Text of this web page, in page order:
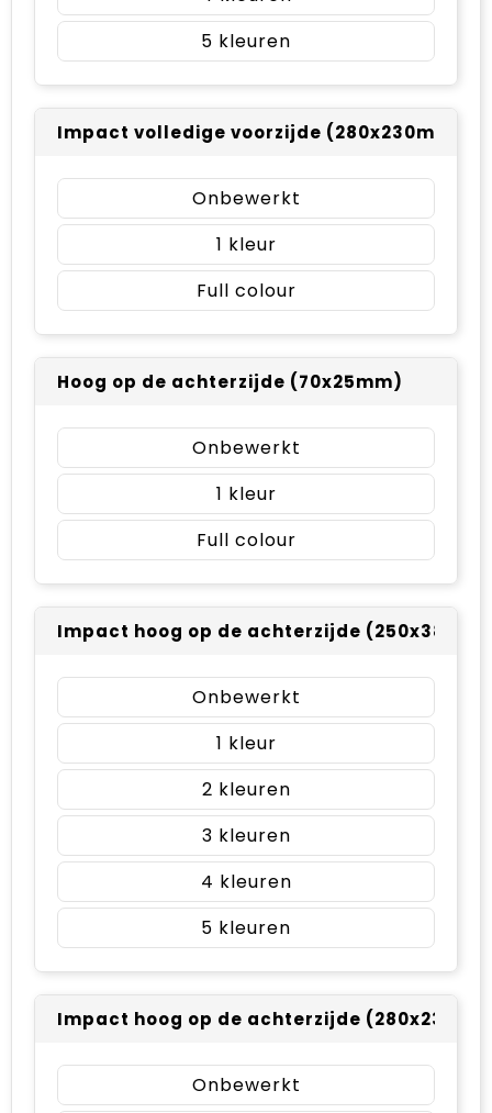
5
Impact volledige voorzijde (280x230mm)
Onbewerkt
1
Full colour
Hoog op de achterzijde (70x25mm)
Onbewerkt
1
Full colour
Impact hoog op de achterzijde
Onbewerkt
1
2
3
4
5
Impact hoog op de achterzijde
Onbewerkt